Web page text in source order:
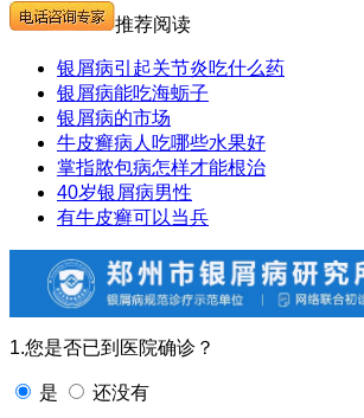
推荐阅读
银屑病引起关节炎吃什么药
银屑病能吃海蛎子
银屑病的市场
牛皮癣病人吃哪些水果好
掌指脓包病怎样才能根治
40岁银屑病男性
有牛皮癣可以当兵
1.您是否已到医院确诊？
是 还没有